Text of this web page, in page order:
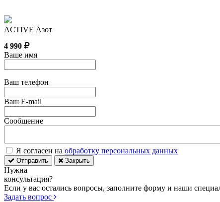
ACTIVE Азот
4 990
Ваше имя
Ваш телефон
Ваш E-mail
Сообщение
Я согласен на обработку персональных данных
Отправить Закрыть
Нужна
консультация?
Если у вас остались вопросы, заполните форму и наши
Задать вопрос